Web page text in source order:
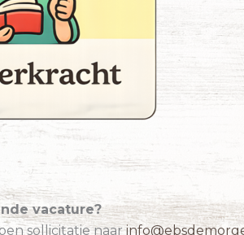
vacature?
sollicitatie naar